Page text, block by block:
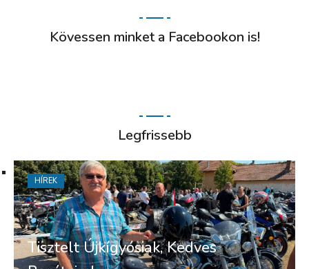
Kövessen minket a Facebookon is!
Legfrissebb
Tisztelt Újkígyósiak, Kedves
HÍREK